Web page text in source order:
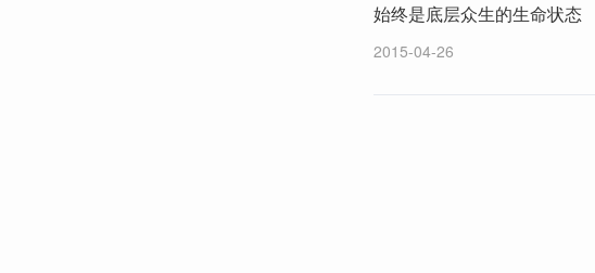
始终是底层众生的生命状态
2015-04-26